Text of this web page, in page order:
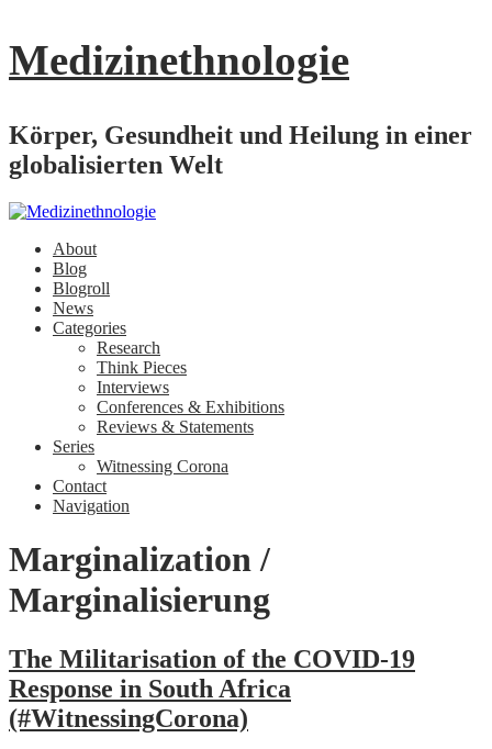
Medizinethnologie
Körper, Gesundheit und Heilung in einer
globalisierten Welt
About
Blog
Blogroll
News
Categories
Research
Think Pieces
Interviews
Conferences & Exhibitions
Reviews & Statements
Series
Witnessing Corona
Contact
Navigation
Marginalization /
Marginalisierung
The Militarisation of the COVID-19
Response in South Africa
(#WitnessingCorona)